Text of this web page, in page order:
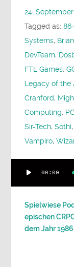
24.
Tagged as:
Systems,
DevTeam,
FTL Games,
Legacy of the
Cranford,
Computing, PC
Sir-Tech,Sothi
Vampiro,
Player
00:00
Spielwiese
epischen
dem Jahr